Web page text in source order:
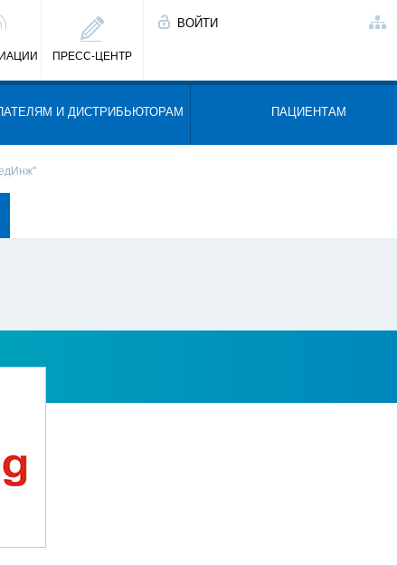
ПРЕСС-ЦЕНТР
ВОЙТИ
И ДИСТРИБЬЮТОРАМ ПАЦИЕНТАМ